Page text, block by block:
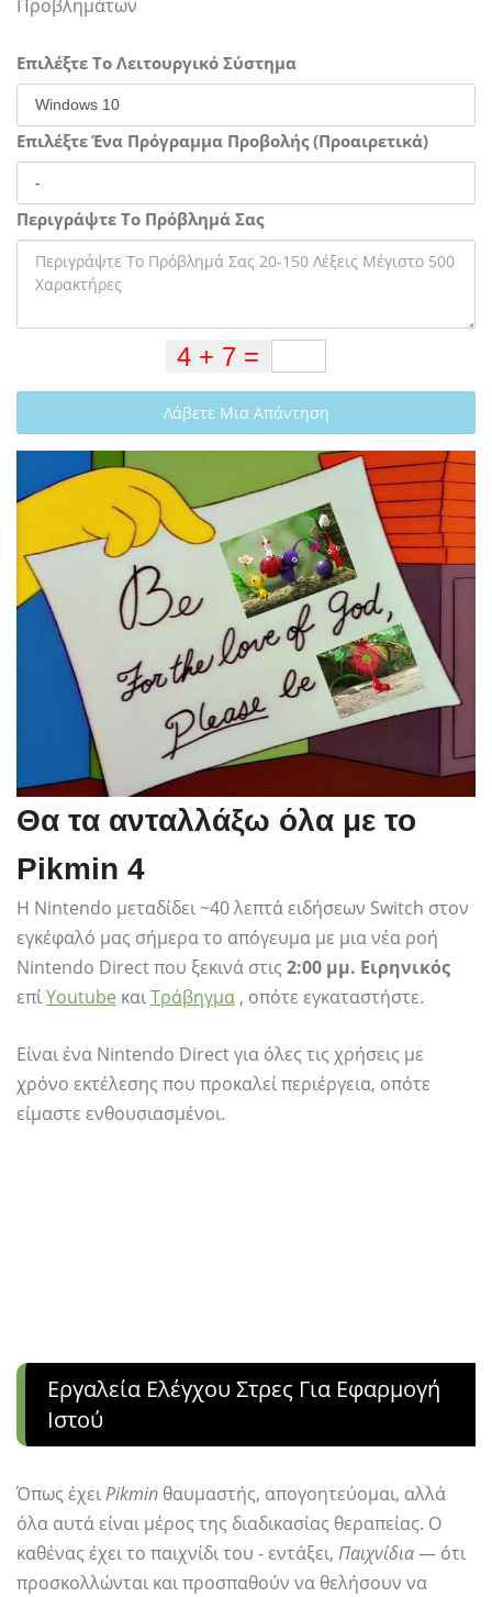
Προβλημάτων
Επιλέξτε Το Λειτουργικό Σύστημα
Επιλέξτε Ένα Πρόγραμμα Προβολής (Προαιρετικά)
Περιγράψτε Το Πρόβλημά Σας
Λάβετε Μια Απάντηση
Θα τα ανταλλάξω όλα με το
Pikmin 4
Η Nintendo μεταδίδει ~40 λεπτά ειδήσεων Switch στον
εγκέφαλό μας σήμερα το απόγευμα με μια νέα ροή
Nintendo Direct που ξεκινά στις 2:00 μμ. Ειρηνικός
επίYoutube καιΤράβηγμα , οπότε εγκαταστήστε.
Είναι ένα Nintendo Direct για όλες τις χρήσεις με
χρόνο εκτέλεσης που προκαλεί περιέργεια, οπότε
είμαστε ενθουσιασμένοι.
Εργαλεία Ελέγχου Στρες Για Εφαρμογή
Ιστού
Όπως έχειPikmin θαυμαστής, απογοητεύομαι, αλλά
όλα αυτά είναι μέρος της διαδικασίας θεραπείας. Ο
καθένας έχει το παιχνίδι του - εντάξει, Παιχνίδια— ότι
προσκολλώνται και προσπαθούν να θελήσουν να